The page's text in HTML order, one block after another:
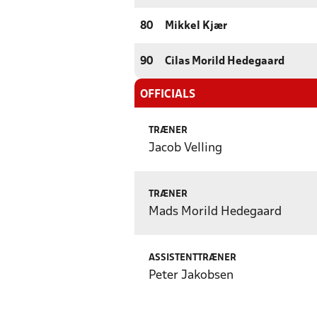
80 Mikkel Kjær
90 Cilas Morild Hedegaard
OFFICIALS
TRÆNER
Jacob Velling
TRÆNER
Mads Morild Hedegaard
ASSISTENTTRÆNER
Peter Jakobsen